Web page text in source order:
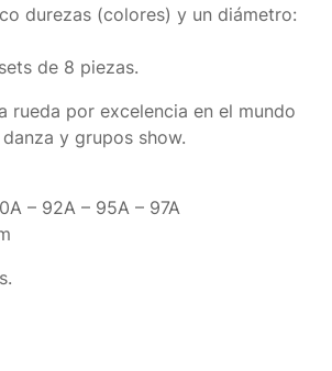
durezas (colores) y un diámetro:
de 8 piezas.
rueda por excelencia en el mundo
y grupos show.
– 92A – 95A – 97A